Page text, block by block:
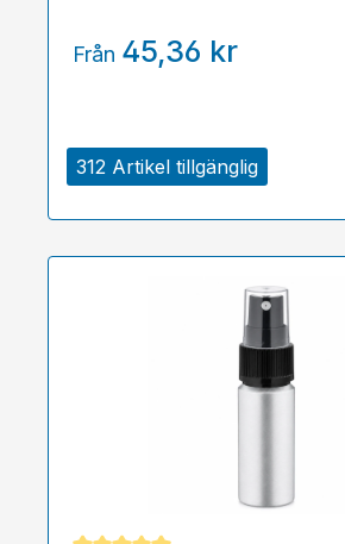
312 Artikel tillgänglig
Från 45,36 kr